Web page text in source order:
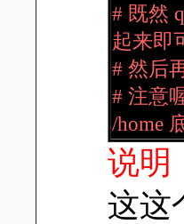
# 既然
起来即
# 然后
# 注意
/home
说明
这这